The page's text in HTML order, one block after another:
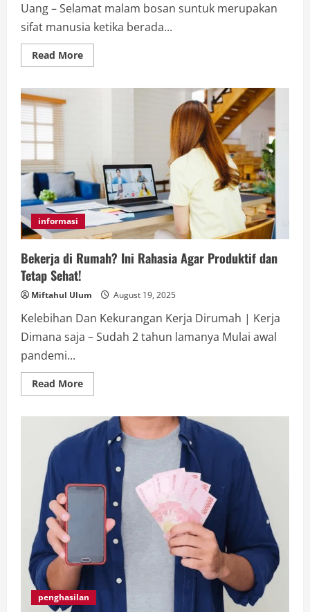
Uang – Selamat malam bosan suntuk merupakan
sifat manusia ketika berada...
Read MoreRead
more
Bangkit
informasi
Bekerja di Rumah? Ini Rahasia Agar Produktif dan
Tetap Sehat!
Miftahul Ulum August 19, 2025
Kelebihan Dan Kekurangan Kerja Dirumah | Kerja
Dimana saja – Sudah 2 tahun lamanya Mulai awal
pandemi...
Read MoreRead
more
Rumah?
Ini
Rahasia
Produktif
Tetap
Sehat!
penghasilan